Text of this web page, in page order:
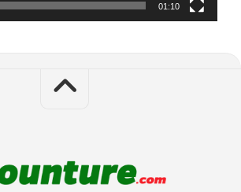
01:10